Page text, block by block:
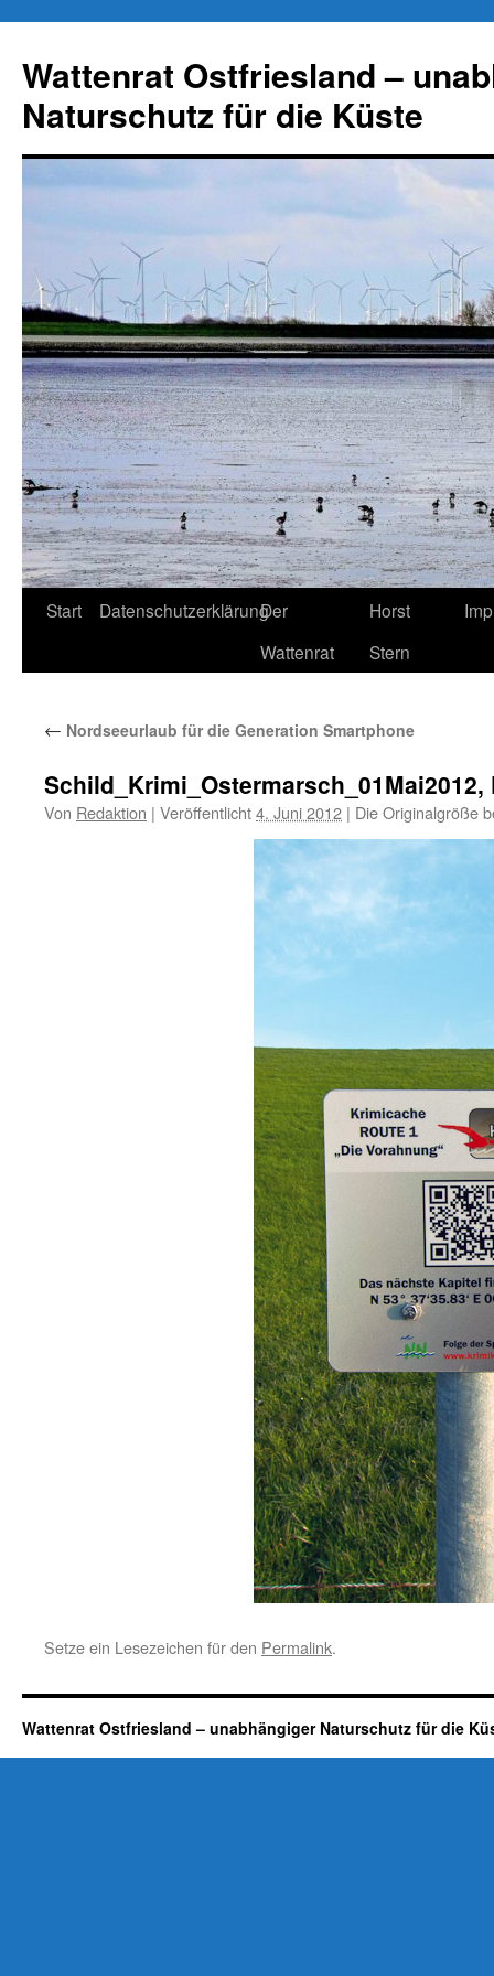
springen
Wattenrat Ostfriesland –
Naturschutz für die Küste
Start DatenschutzerklärungDer
Wattenrat
Horst
Stern
← Nordseeurlaub für die Generation Smartphone
Von Redaktion | Veröffentlicht4. Juni 2012 | Die Originalgröße
Setze ein Lesezeichen für den Permalink.
Wattenrat Ostfriesland – unabhängiger Naturschutz für die